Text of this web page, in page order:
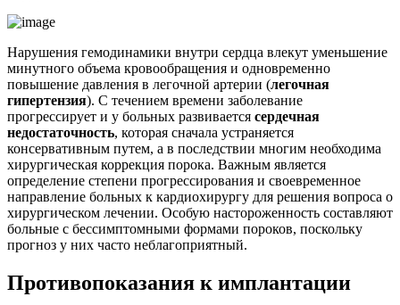
Нарушения гемодинамики внутри сердца влекут уменьшение
минутного объема кровообращения и одновременно
повышение давления в легочной артерии (легочная
гипертензия). С течением времени заболевание
прогрессирует и у больных развивается сердечная
недостаточность, которая сначала устраняется
консервативным путем, а в последствии многим необходима
хирургическая коррекция порока. Важным является
определение степени прогрессирования и своевременное
направление больных к кардиохирургу для решения вопроса о
хирургическом лечении. Особую настороженность составляют
больные с бессимптомными формами пороков, поскольку
прогноз у них часто неблагоприятный.
Противопоказания к имплантации